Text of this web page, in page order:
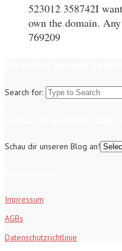
523012 358742I
own the domain.
769209
Search for:
Schau dir unseren Blog an!
Impressum
AGBs
Datenschutzrichtlinie